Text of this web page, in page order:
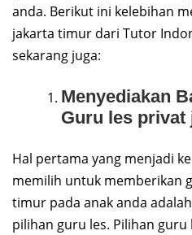
anda. Berikut ini kelebihan
jakarta timur dari Tutor
sekarang juga:
Menyediakan
Guru les
Hal pertama yang menjadi
memilih untuk memberikan
timur pada anak anda
pilihan guru les. Pilihan guru